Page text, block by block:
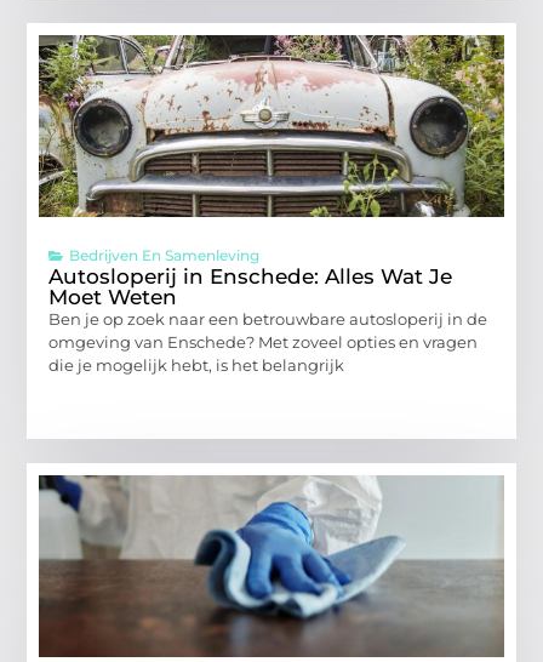
Bedrijven En Samenleving
Autosloperij in Enschede: Alles Wat Je
Moet Weten
Ben je op zoek naar een betrouwbare autosloperij in de
omgeving van Enschede? Met zoveel opties en vragen
die je mogelijk hebt, is het belangrijk